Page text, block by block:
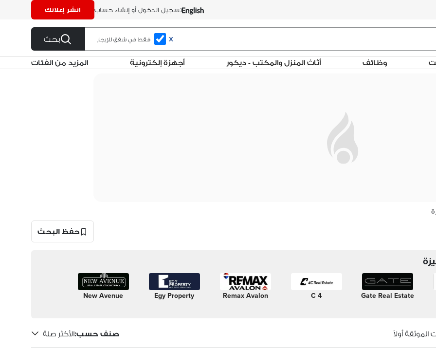
تسجيل الدخول أو إنشاء حساب انشر إعلانك
X فقط في شقق للإيجار بحث
وظائف أثاث المنزل والمكتب - ديكور أجهزة إلكترونية المزيد من الفئات
حفظ البحث
Gate Real Estate
4 C
Remax Avalon
Egy Property
New Avenue
أولاً صنف حسب:الأكثر صلة